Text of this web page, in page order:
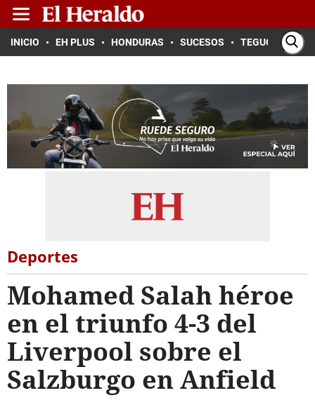
INICIO EH PLUS HONDURAS SUCESOS TEGUCIGALPA
Deportes
Mohamed Salah héroe
en el triunfo 4-3 del
Liverpool sobre el
Salzburgo en Anfield